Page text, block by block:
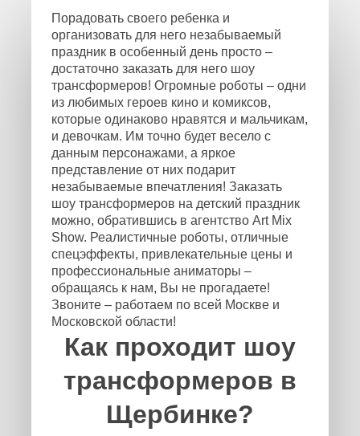
Порадовать своего ребенка и
организовать для него незабываемый
праздник в особенный день просто –
достаточно заказать для него шоу
трансформеров! Огромные роботы – одни
из любимых героев кино и комиксов,
которые одинаково нравятся и мальчикам,
и девочкам. Им точно будет весело с
данным персонажами, а яркое
представление от них подарит
незабываемые впечатления! Заказать
шоу трансформеров на детский праздник
можно, обратившись в агентство Art Mix
Show. Реалистичные роботы, отличные
спецэффекты, привлекательные цены и
профессиональные аниматоры –
обращаясь к нам, Вы не прогадаете!
Звоните – работаем по всей Москве и
Московской области!
Как проходит шоу
трансформеров в
Щербинке?